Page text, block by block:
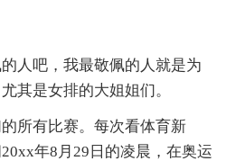
人吧，我最敬佩的人就是为
其是女排的大姐姐们。
所有比赛。每次看体育新
年8月29日的凌晨，在奥运